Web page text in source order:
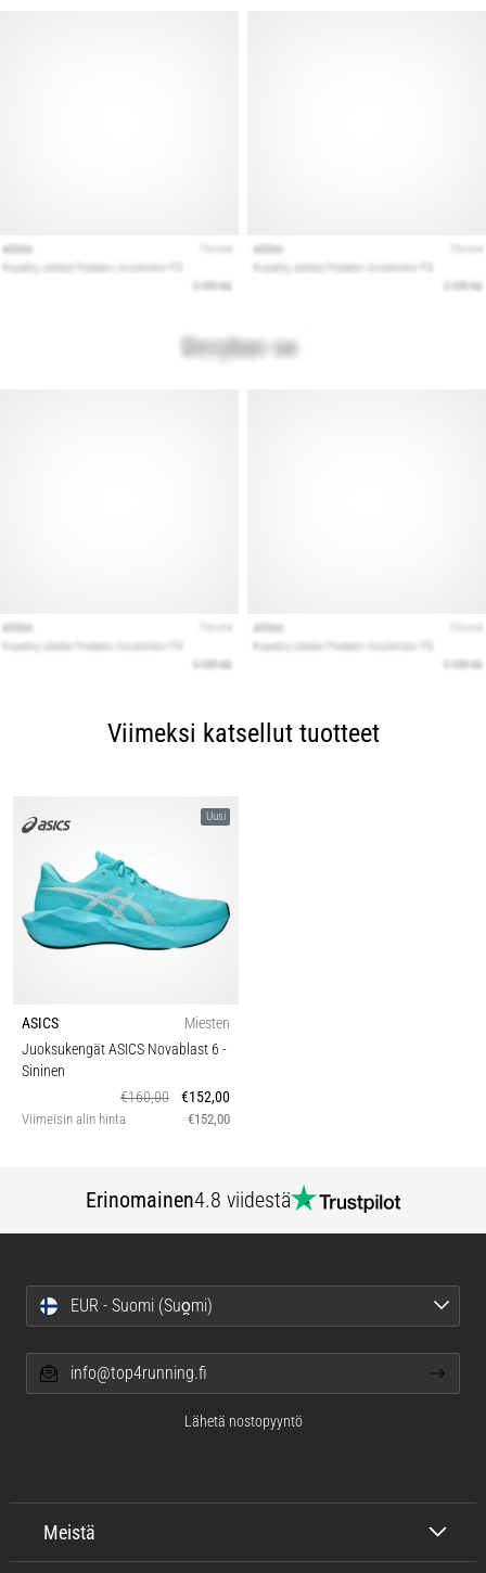
Viimeksi katsellut tuotteet
Uusi
ASICS
Miesten
Juoksukengät ASICS Novablast 6 -
Sininen
€160,00
€152,00
Viimeisin alin hinta €152,00
Erinomainen4.8 viidestä
Meistä
EUR - Suomi (Suo̯mi)
info@top4running.fi
Lähetä nostopyyntö